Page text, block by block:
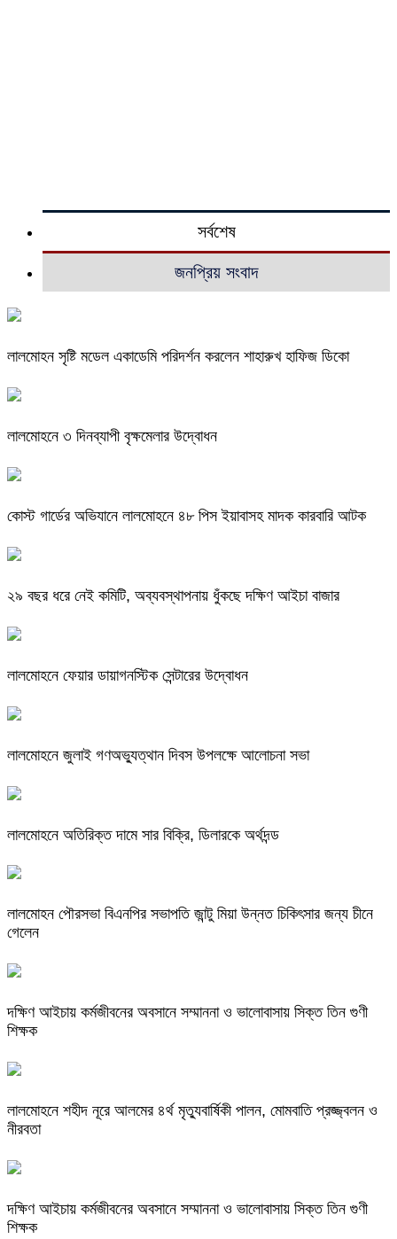
সর্বশেষ
জনপ্রিয় সংবাদ
লালমোহন সৃষ্টি মডেল একাডেমি পরিদর্শন করলেন শাহারুখ হাফিজ ডিকো
লালমোহনে ৩ দিনব্যাপী বৃক্ষমেলার উদ্বোধন
কোস্ট গার্ডের অভিযানে লালমোহনে ৪৮ পিস ইয়াবাসহ মাদক কারবারি আটক
২৯ বছর ধরে নেই কমিটি, অব্যবস্থাপনায় ধুঁকছে দক্ষিণ আইচা বাজার
লালমোহনে ফেয়ার ডায়াগনস্টিক সেন্টারের উদ্বোধন
লালমোহনে জুলাই গণঅভ্যুত্থান দিবস উপলক্ষে আলোচনা সভা
লালমোহনে অতিরিক্ত দামে সার বিক্রি, ডিলারকে অর্থদন্ড
লালমোহন পৌরসভা বিএনপির সভাপতি জান্টু মিয়া উন্নত চিকিৎসার জন্য চীনে
গেলেন
দক্ষিণ আইচায় কর্মজীবনের অবসানে সম্মাননা ও ভালোবাসায় সিক্ত তিন গুণী
শিক্ষক
লালমোহনে শহীদ নূরে আলমের ৪র্থ মৃত্যুবার্ষিকী পালন, মোমবাতি প্রজ্জ্বলন ও
নীরবতা
দক্ষিণ আইচায় কর্মজীবনের অবসানে সম্মাননা ও ভালোবাসায় সিক্ত তিন গুণী
শিক্ষক